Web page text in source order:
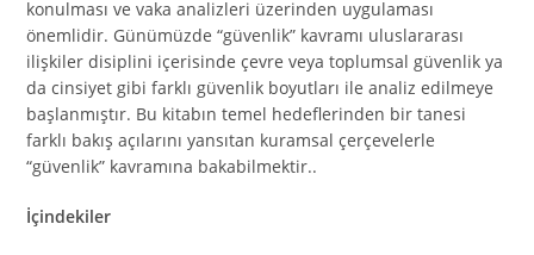
konulması ve vaka analizleri üzerinden uygulaması
önemlidir. Günümüzde “güvenlik” kavramı uluslararası
ilişkiler disiplini içerisinde çevre veya toplumsal güvenlik ya
da cinsiyet gibi farklı güvenlik boyutları ile analiz edilmeye
başlanmıştır. Bu kitabın temel hedeflerinden bir tanesi
farklı bakış açılarını yansıtan kuramsal çerçevelerle
“güvenlik” kavramına bakabilmektir..
İçindekiler